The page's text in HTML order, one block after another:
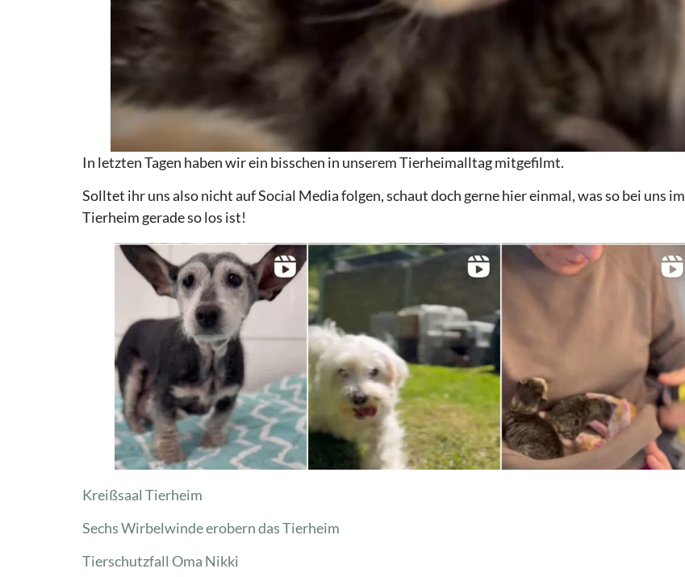
In letzten Tagen haben wir ein bisschen in unserem Tierheimalltag mitgefilmt.
Solltet ihr uns also nicht auf Social Media folgen, schaut doch gerne hier einmal, was so bei uns im
Tierheim gerade so los ist!
Kreißsaal Tierheim
Sechs Wirbelwinde erobern das Tierheim
Tierschutzfall Oma Nikki